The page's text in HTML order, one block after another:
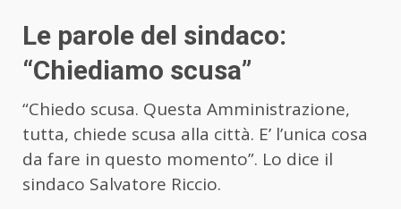
Le parole del sindaco:
“Chiediamo scusa”
“Chiedo scusa. Questa Amministrazione,
tutta, chiede scusa alla città. E’ l’unica cosa
da fare in questo momento”. Lo dice il
sindaco Salvatore Riccio.